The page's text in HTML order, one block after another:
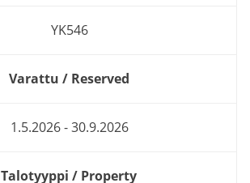
YK546
Varattu / Reserved
1.5.2026 - 30.9.2026
Talotyyppi / Property